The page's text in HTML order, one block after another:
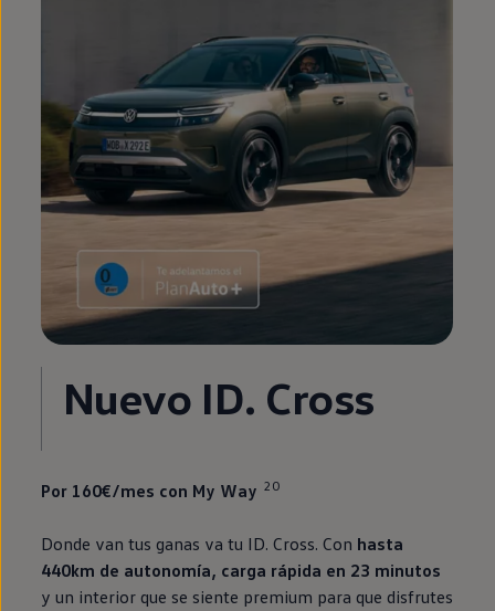
Nuevo ID. Cross
Por 160€/mes con My Way 20
Donde van tus ganas va tu ID. Cross. Con hasta
440km de autonomía, carga rápida en 23 minutos
y un interior que se siente premium para que disfrutes